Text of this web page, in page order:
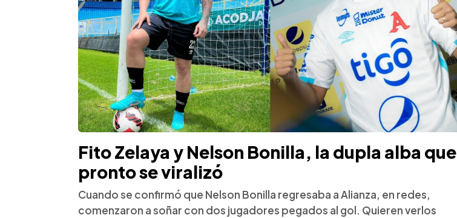
Fito Zelaya y Nelson Bonilla, la dupla alba que
pronto se viralizó
Cuando se confirmó que Nelson Bonilla regresaba a Alianza, en redes,
comenzaron a soñar con dos jugadores pegados al gol. Quieren verlos